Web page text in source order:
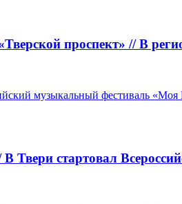
проспект» // В
В Твери стартовал